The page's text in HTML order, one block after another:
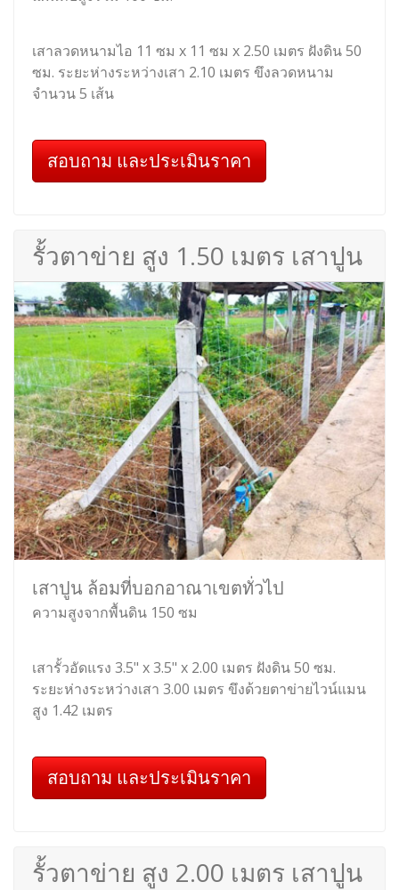
เสาลวดหนามไอ 11 ซม x 11 ซม x 2.50 เมตร ฝังดิน 50
ซม. ระยะห่างระหว่างเสา 2.10 เมตร ขึงลวดหนาม
จำนวน 5 เส้น
สอบถาม และประเมินราคา
รั้วตาข่าย สูง 1.50 เมตร เสาปูน
เสาปูน ล้อมที่บอกอาณาเขตทั่วไป
ความสูงจากพื้นดิน 150 ซม
เสารั้วอัดแรง 3.5" x 3.5" x 2.00 เมตร ฝังดิน 50 ซม.
ระยะห่างระหว่างเสา 3.00 เมตร ขึงด้วยตาข่ายไวน์แมน
สูง 1.42 เมตร
สอบถาม และประเมินราคา
รั้วตาข่าย สูง 2.00 เมตร เสาปูน